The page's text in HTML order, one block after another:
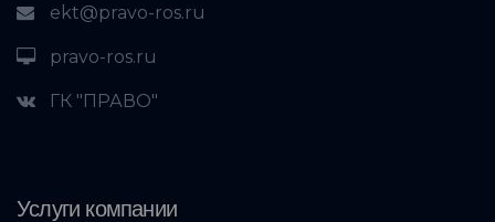
ekt@pravo-ros.ru
pravo-ros.ru
ГК "ПРАВО"
Услуги компании